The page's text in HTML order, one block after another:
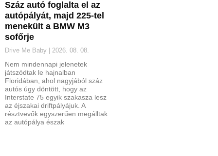
Száz autó foglalta el az
autópályát, majd 225-tel
menekült a BMW M3
sofőrje
Drive Me Baby 2026. 08. 08.
Nem mindennapi jelenetek
játszódtak le hajnalban
Floridában, ahol nagyjából száz
autós úgy döntött, hogy az
Interstate 75 egyik szakasza lesz
az éjszakai driftpályájuk. A
résztvevők egyszerűen megálltak
az autópálya észak